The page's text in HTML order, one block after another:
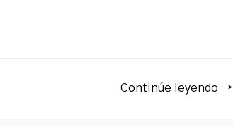
Continúe leyendo →